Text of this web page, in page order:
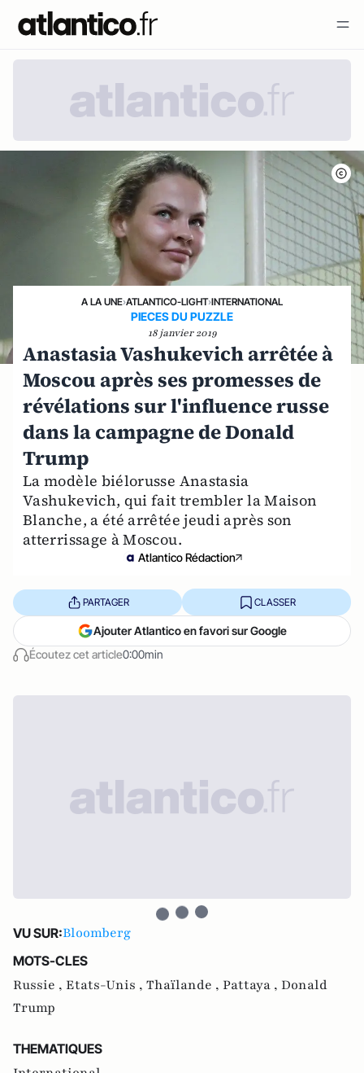
A LA UNE›ATLANTICO-LIGHT›INTERNATIONAL
PIECES DU PUZZLE
18 janvier 2019
Anastasia Vashukevich arrêtée à
Moscou après ses promesses de
révélations sur l'influence russe
dans la campagne de Donald
Trump
La modèle biélorusse Anastasia
Vashukevich, qui fait trembler la Maison
Blanche, a été arrêtée jeudi après son
atterrissage à Moscou.
Atlantico Rédaction
Écoutez cet article0:00min
PARTAGER CLASSER
Ajouter Atlantico en favori sur Google
VU SUR:Bloomberg
MOTS-CLES
Russie , Etats-Unis , Thaïlande , Pattaya , Donald
Trump
THEMATIQUES